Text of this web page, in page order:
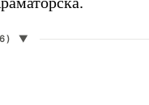
▼